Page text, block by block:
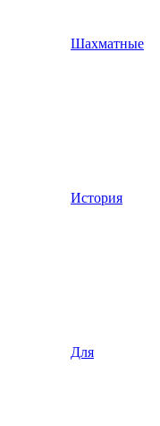
Шахматные
История
Для